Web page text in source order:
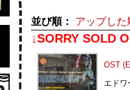
並び順： アップした
↓SORRY SOLD
OST
エドワ